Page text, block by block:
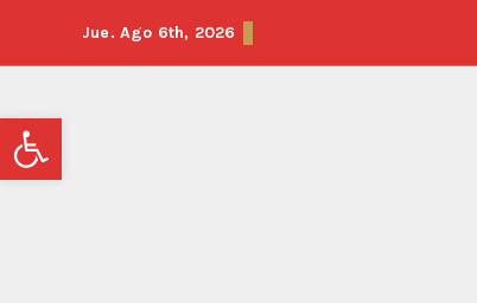
Jue. Ago 6th, 2026
Abrir barra de herramientas